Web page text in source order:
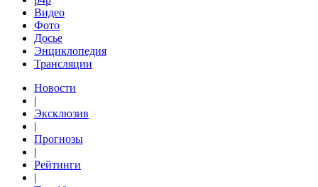
Видео
Фото
Досье
Энциклопедия
Трансляции
Новости
|
Эксклюзив
|
Прогнозы
|
Рейтинги
|